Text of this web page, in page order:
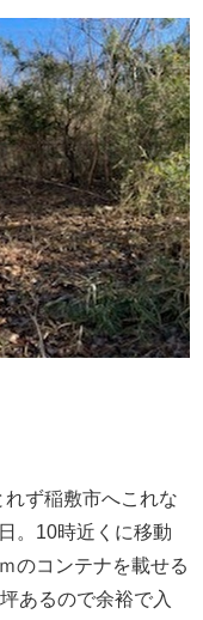
ず稲敷市へこれな
。10時近くに移動
のコンテナを載せる
あるので余裕で入